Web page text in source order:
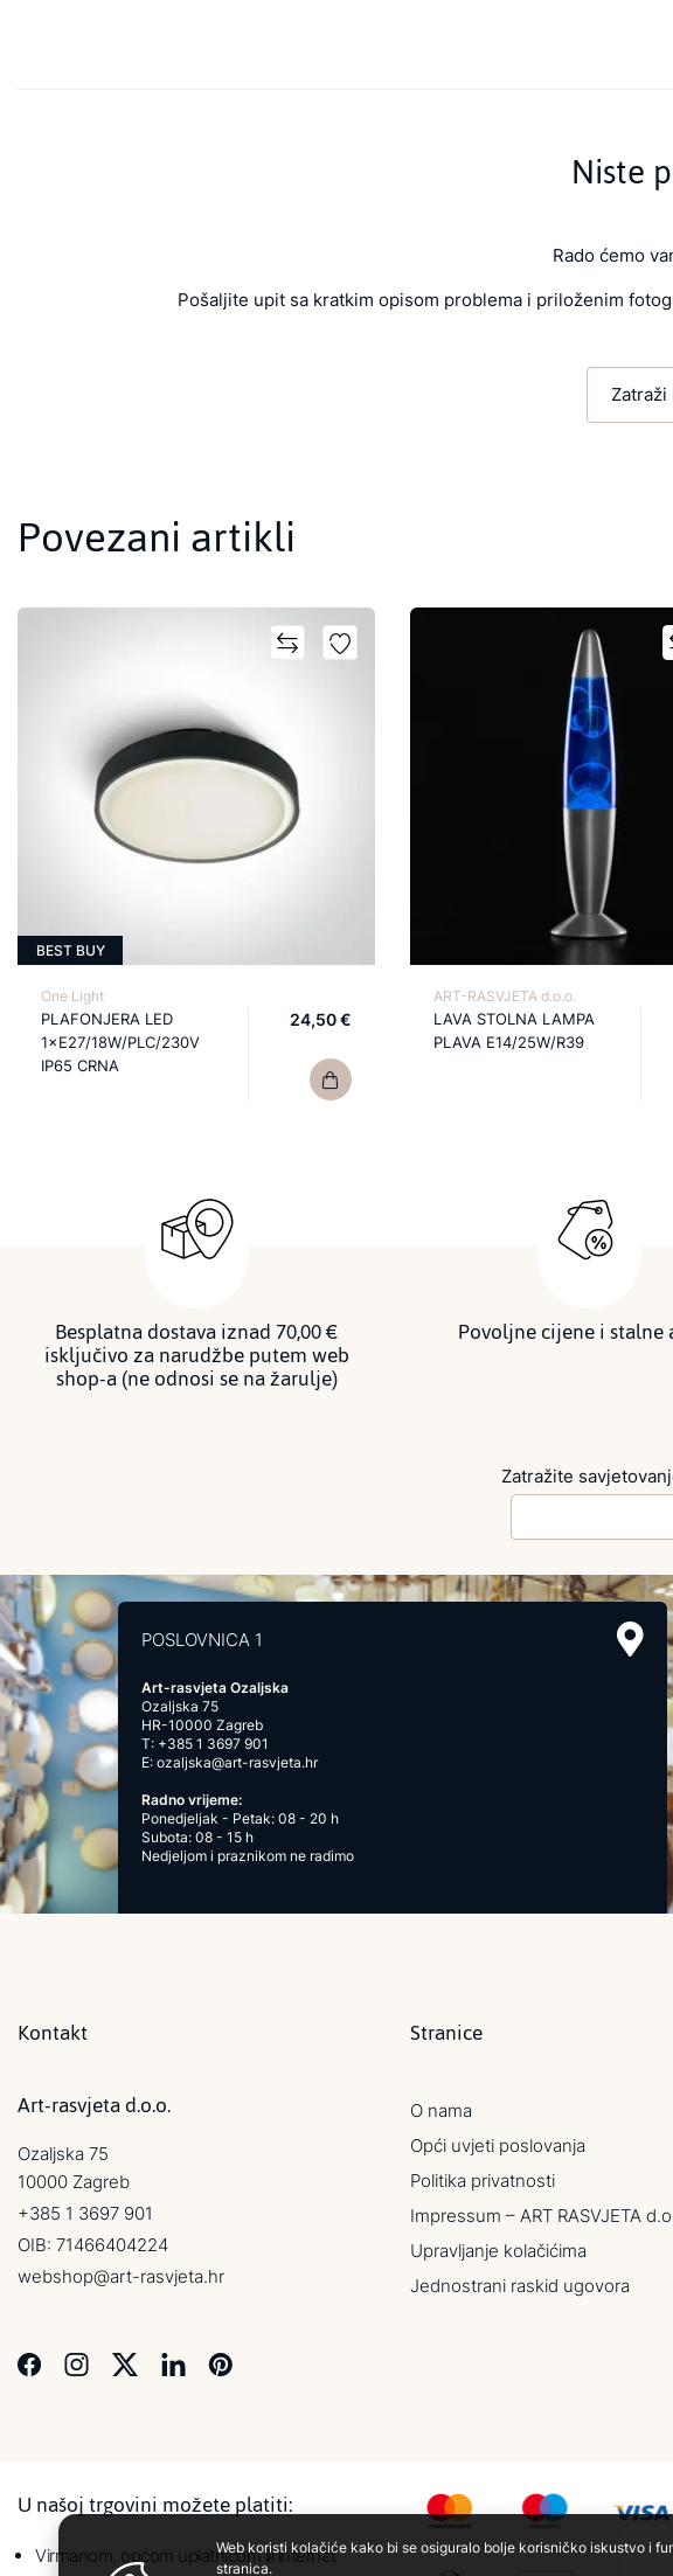
Niste
Rado ćemo
Pošaljite upit sa kratkim opisom problema i priloženim
Povezani artikli
BEST BUY
One Light
PLAFONJERA LED
1×E27/18W/PLC/230V
IP65 CRNA
24,50 €
ART-RASVJETA d.o.o.
LAVA STOLNA LAMPA
PLAVA E14/25W/R39
Besplatna dostava iznad 70,00 €
isključivo za narudžbe putem web
shop-a (ne odnosi se na žarulje)
Povoljne cijene i stalne
Zatražite
POSLOVNICA 1
Art-rasvjeta Ozaljska
Ozaljska 75
HR-10000 Zagreb
T: +385 1 3697 901
E: ozaljska@art-rasvjeta.hr
Radno vrijeme:
Ponedjeljak - Petak: 08 - 20 h
Subota: 08 - 15 h
Nedjeljom i praznikom ne radimo
Kontakt
Art-rasvjeta d.o.o.
Ozaljska 75
10000 Zagreb
+385 1 3697 901
OIB: 71466404224
webshop@art-rasvjeta.hr
Stranice
O nama
Opći uvjeti poslovanja
Politika privatnosti
Impressum – ART RASVJETA
Upravljanje kolačićima
Jednostrani raskid ugovora
U našoj trgovini možete platiti:
Virmanom, općom uplatnicom ili internetWeb koristi kolačiće kako bi se osiguralo bolje korisničko iskustvo i
stranica.